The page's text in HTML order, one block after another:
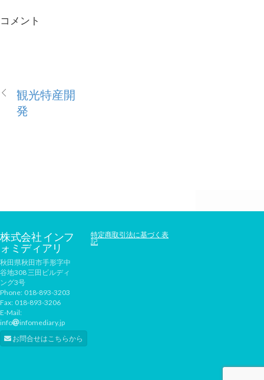
コメント
観光特産開
発
株式会社 インフ
ォミディアリ
秋田県秋田市手形字中
谷地308 三田ビルディ
ング3号
Phone: 018-893-3203
Fax: 018-893-3206
E-Mail:
info
infomediary.jp
お問合せはこちらから
特定商取引法に基づく表
記